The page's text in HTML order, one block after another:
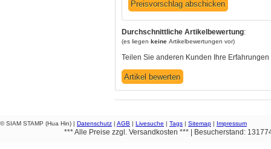
Durchschnittliche Artikelbewertung:
(es liegen keine Artikelbewertungen vor)
Teilen Sie anderen Kunden Ihre Erfahrungen
© SIAM STAMP (Hua Hin) | Datenschutz | AGB | Livesuche | Tags | Sitemap | Impressum
*** Alle Preise zzgl. Versandkosten *** | Besucherstand: